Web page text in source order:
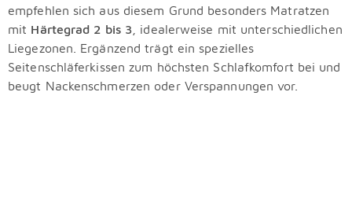
empfehlen sich aus diesem Grund besonders Matratzen
mit Härtegrad 2 bis 3 , idealerweise mit unterschiedlichen
Liegezonen. Ergänzend trägt ein spezielles
Seitenschläferkissen zum höchsten Schlafkomfort bei und
beugt Nackenschmerzen oder Verspannungen vor.